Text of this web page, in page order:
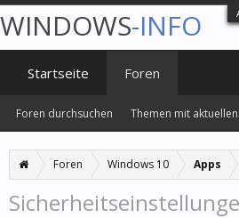
Foren Windows 10 Apps
WINDOWS-INFO
Startseite Foren
Foren durchsuchen Themen mit